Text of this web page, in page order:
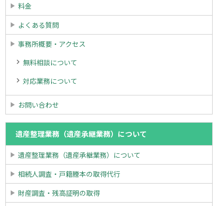
料金
よくある質問
事務所概要・アクセス
無料相談について
対応業務について
お問い合わせ
遺産整理業務（遺産承継業務）について
遺産整理業務（遺産承継業務）について
相続人調査・戸籍謄本の取得代行
財産調査・残高証明の取得